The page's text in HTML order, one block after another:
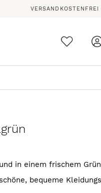
in einem frischem
bequeme